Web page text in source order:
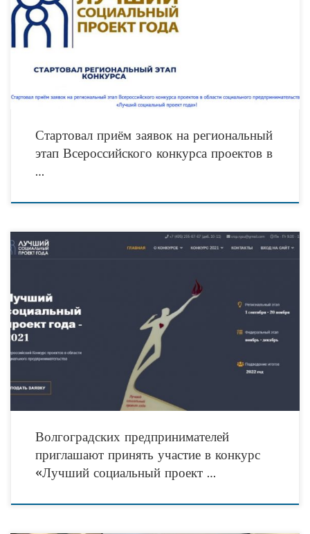
Подать заявку можно до 14 ноября 2021! Не пропустите! Участники конкурса:
К участию в региональном этапе Конкурса допускаются: социальные
предприятия; субъекты малого и среднего предпринимательства, реализующие
Стартовал приём заявок на региональный
этап Всероссийского конкурса проектов в
…
25 октября 2021 года стартует региональный этап VII Всероссийский конкурс
проектов в области. Центр «Мой бизнес» Волгоградской области совместно с
комитетом экономической политики и развития
Волгоградских предпринимателей
приглашают принять участие в конкурс
«Лучший социальный проект …